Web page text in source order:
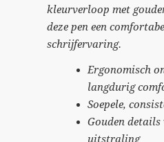
kleurverloop met
deze pen een
schrijfervaring.
Ergonomisch
langdurig
Soepele,
Gouden details
uitstraling